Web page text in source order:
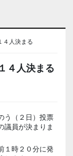
４人決まる
４人決まる
う（２日）投票
議員が決まりま
１時２０分に発